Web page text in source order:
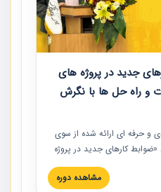
جدید در پروژه های
و راه حل ها با نگرش
و حرفه‏ ای ارائه شده از سوی
«ضوابط کارهای جدید در پروژه
و راه حل ها با نگرش قراردادی
ساختمانی کشور ارائه شد.
مشاهده دوره